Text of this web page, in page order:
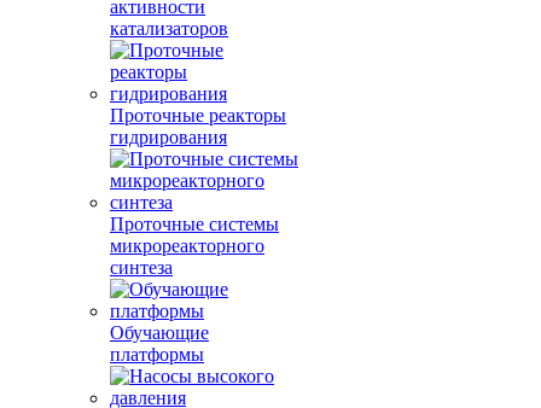
активности
катализаторов
Проточные реакторы
гидрирования
Проточные системы
микрореакторного
синтеза
Обучающие
платформы